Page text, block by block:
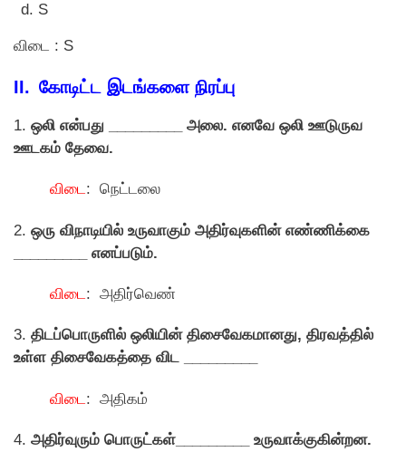
S
விடை : S
II. கோடிட்ட இடங்களை நிரப்பு
1. ஒலி என்பது _________ அலை. எனவே ஒலி ஊடுருவ
ஊடகம் தேவை.
விடை: நெட்டலை
2. ஒரு விநாடியில் உருவாகும் அதிர்வுகளின் எண்ணிக்கை
_________ எனப்படும்.
விடை: அதிர்வெண்
3. திடப்பொருளில் ஒலியின் திசைவேகமானது, திரவத்தில்
உள்ள திசைவேகத்தை விட _________
விடை : அதிகம்
4. அதிர்வுரும் பொருட்கள்_________ உருவாக்குகின்றன.